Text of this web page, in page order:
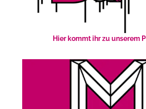
Hier kommt ihr zu unserem